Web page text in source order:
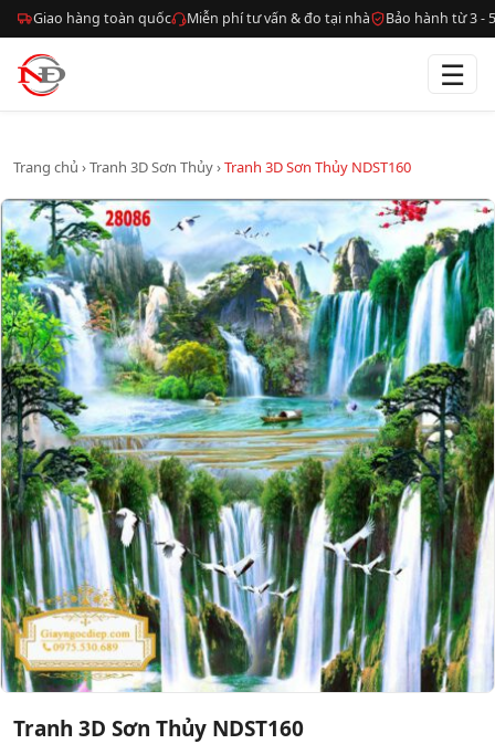
Giao hàng toàn quốc Miễn phí tư vấn & đo tại nhà Bảo hành từ 3 -
☰
Trang chủ ›Tranh 3D Sơn Thủy›Tranh 3D Sơn Thủy NDST160
Tranh 3D Sơn Thủy NDST160